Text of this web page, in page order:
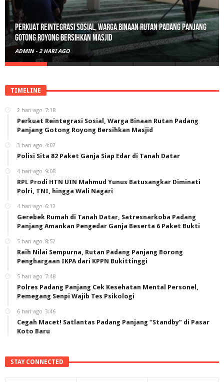
Perkuat Reintegrasi Sosial, Warga Binaan Rutan Padang Panjang
Gotong Royong Bersihkan Masjid
ADMIN - 2 HARI AGO
TIMELINE
2 hari ago 7:18
Perkuat Reintegrasi Sosial, Warga Binaan Rutan Padang
Panjang Gotong Royong Bersihkan Masjid
3 hari ago 4:02
Polisi Sita 82 Paket Ganja Siap Edar di Tanah Datar
4 hari ago 9:08
RPL Prodi HTN UIN Mahmud Yunus Batusangkar Diminati
Polri, TNI, hingga Wali Nagari
4 hari ago 6:12
Gerebek Rumah di Tanah Datar, Satresnarkoba Padang
Panjang Amankan Pengedar Ganja Beserta 6 Paket Bukti
5 hari ago 8:52
Raih Nilai Sempurna, Rutan Padang Panjang Borong
Penghargaan IKPA dari KPPN Bukittinggi
5 hari ago 7:48
Polres Padang Panjang Cek Kesehatan Mental Personel,
Pemegang Senpi Wajib Tes Psikologi
6 hari ago 3:46
Cegah Macet! Satlantas Padang Panjang “Standby” di Pasar
Koto Baru
STAY CONNECTED